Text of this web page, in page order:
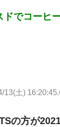
ドでコーヒ
13(土)
の方が